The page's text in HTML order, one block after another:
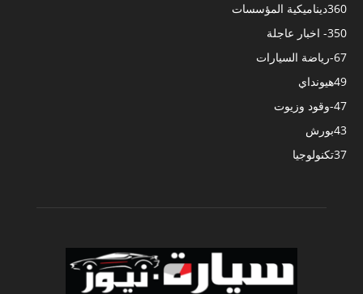
ديناميكية المؤسسات360
- اخبار عاجلة350
-رياضة السيارات67
هيونداي49
-وقود وزيوت47
بورش43
تكنولوجيا37